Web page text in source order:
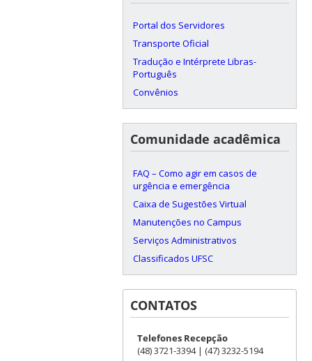
Portal dos Servidores
Transporte Oficial
Tradução e Intérprete Libras-
Português
Convênios
Comunidade acadêmica
FAQ – Como agir em casos de
urgência e emergência
Caixa de Sugestões Virtual
Manutenções no Campus
Serviços Administrativos
Classificados UFSC
CONTATOS
Telefones Recepção
(48) 3721-3394 | (47) 3232-5194